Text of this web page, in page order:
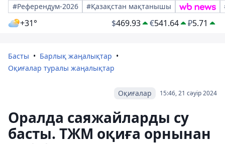
#Референдум-2026
#Қазақстан мақтанышы
+31° $469.93 €541.64 ₽5.71
Басты
Барлық жаңалықтар
Оқиғалар туралы жаңалықтар
15:46, 21 сәуір 2024
Оқиғалар
Оралда саяжайларды су
басты. ТЖМ оқиға орнынан